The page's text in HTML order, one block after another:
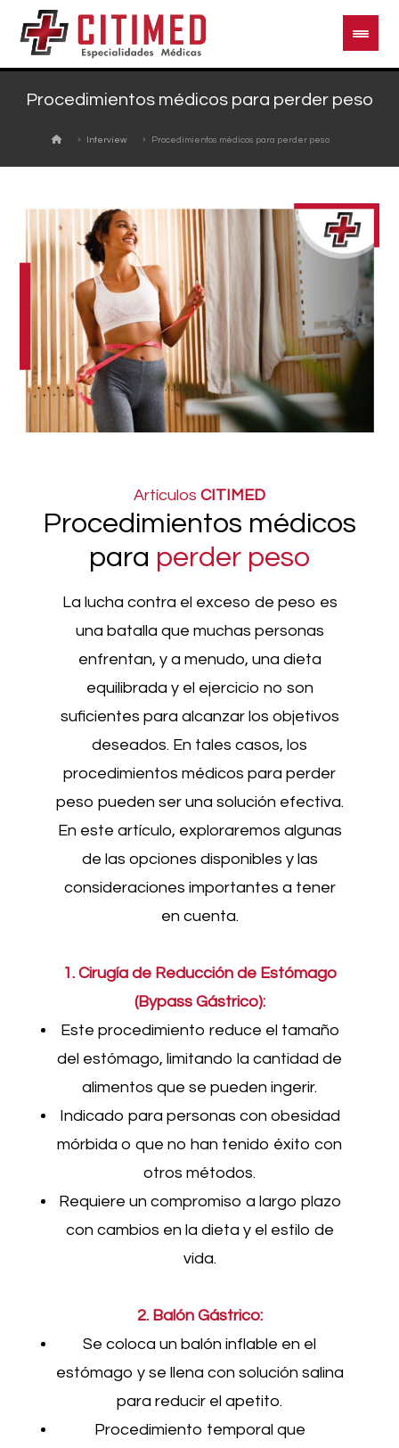
Procedimientos médicos para perder peso
Interview Procedimientos médicos para perder peso
Artículos CITIMED
Procedimientos médicos
para perder peso
La lucha contra el exceso de peso es
una batalla que muchas personas
enfrentan, y a menudo, una dieta
equilibrada y el ejercicio no son
suficientes para alcanzar los objetivos
deseados. En tales casos, los
procedimientos médicos para perder
peso pueden ser una solución efectiva.
En este artículo, exploraremos algunas
de las opciones disponibles y las
consideraciones importantes a tener
en cuenta.
1. Cirugía de Reducción de Estómago
(Bypass Gástrico):
Este procedimiento reduce el tamaño
del estómago, limitando la cantidad de
alimentos que se pueden ingerir.
Indicado para personas con obesidad
mórbida o que no han tenido éxito con
otros métodos.
Requiere un compromiso a largo plazo
con cambios en la dieta y el estilo de
vida.
2. Balón Gástrico:
Se coloca un balón inflable en el
estómago y se llena con solución salina
para reducir el apetito.
Procedimiento temporal que